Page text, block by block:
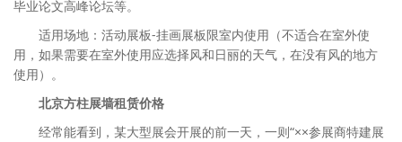
毕业论文高峰论坛等。
适用场地：活动展板-挂画展板限室内使用（不适合在室外使
用，如果需要在室外使用应选择风和日丽的天气，在没有风的地方
使用）。
北京方柱展墙租赁价格
经常能看到，某大型展会开展的前一天，一则“××参展商特建展